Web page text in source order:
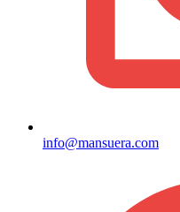
info@mansuera.com